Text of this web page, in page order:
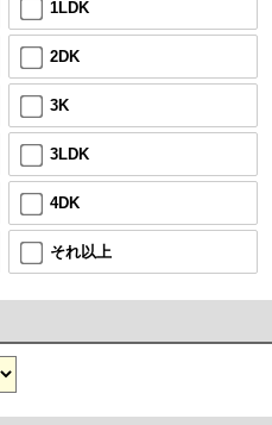
1LDK
2DK
3K
3LDK
4DK
それ以上